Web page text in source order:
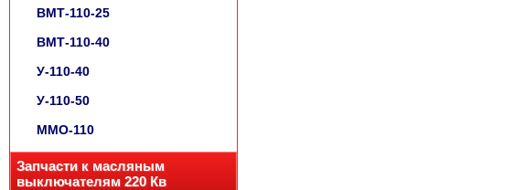
ВМТ-110-25
ВМТ-110-40
У-110-40
У-110-50
ММО-110
Запчасти к масляным
выключателям 220 Кв